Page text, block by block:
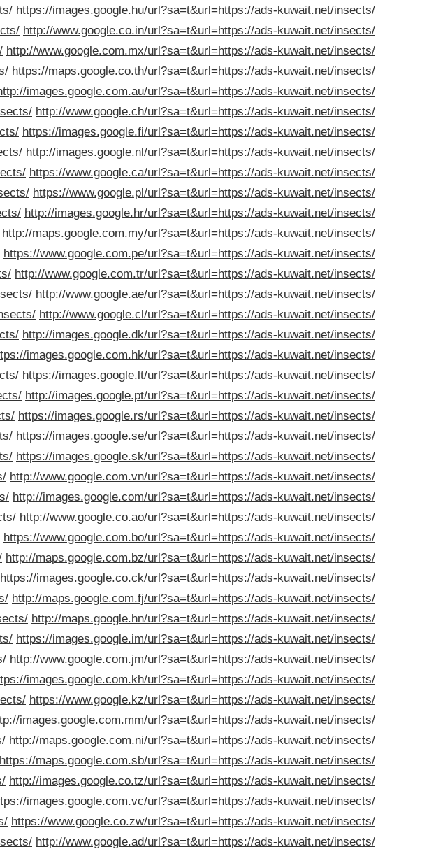
https://images.google.hu/url?sa=t&url=https://ads-kuwait.net/insects/
http://www.google.co.in/url?sa=t&url=https://ads-kuwait.net/insects/
http://www.google.com.mx/url?sa=t&url=https://ads-kuwait.net/insects/
https://maps.google.co.th/url?sa=t&url=https://ads-kuwait.net/insects/
images.google.com.au/url?sa=t&url=https://ads-kuwait.net/insects/
http://www.google.ch/url?sa=t&url=https://ads-kuwait.net/insects/
https://images.google.fi/url?sa=t&url=https://ads-kuwait.net/insects/
http://images.google.nl/url?sa=t&url=https://ads-kuwait.net/insects/
https://www.google.ca/url?sa=t&url=https://ads-kuwait.net/insects/
https://www.google.pl/url?sa=t&url=https://ads-kuwait.net/insects/
http://images.google.hr/url?sa=t&url=https://ads-kuwait.net/insects/
http://maps.google.com.my/url?sa=t&url=https://ads-kuwait.net/insects/
https://www.google.com.pe/url?sa=t&url=https://ads-kuwait.net/insects/
http://www.google.com.tr/url?sa=t&url=https://ads-kuwait.net/insects/
http://www.google.ae/url?sa=t&url=https://ads-kuwait.net/insects/
http://www.google.cl/url?sa=t&url=https://ads-kuwait.net/insects/
http://images.google.dk/url?sa=t&url=https://ads-kuwait.net/insects/
images.google.com.hk/url?sa=t&url=https://ads-kuwait.net/insects/
https://images.google.lt/url?sa=t&url=https://ads-kuwait.net/insects/
http://images.google.pt/url?sa=t&url=https://ads-kuwait.net/insects/
https://images.google.rs/url?sa=t&url=https://ads-kuwait.net/insects/
https://images.google.se/url?sa=t&url=https://ads-kuwait.net/insects/
https://images.google.sk/url?sa=t&url=https://ads-kuwait.net/insects/
http://www.google.com.vn/url?sa=t&url=https://ads-kuwait.net/insects/
http://images.google.com/url?sa=t&url=https://ads-kuwait.net/insects/
http://www.google.co.ao/url?sa=t&url=https://ads-kuwait.net/insects/
https://www.google.com.bo/url?sa=t&url=https://ads-kuwait.net/insects/
http://maps.google.com.bz/url?sa=t&url=https://ads-kuwait.net/insects/
https://images.google.co.ck/url?sa=t&url=https://ads-kuwait.net/insects/
http://maps.google.com.fj/url?sa=t&url=https://ads-kuwait.net/insects/
http://maps.google.hn/url?sa=t&url=https://ads-kuwait.net/insects/
https://images.google.im/url?sa=t&url=https://ads-kuwait.net/insects/
http://www.google.com.jm/url?sa=t&url=https://ads-kuwait.net/insects/
images.google.com.kh/url?sa=t&url=https://ads-kuwait.net/insects/
https://www.google.kz/url?sa=t&url=https://ads-kuwait.net/insects/
images.google.com.mm/url?sa=t&url=https://ads-kuwait.net/insects/
http://maps.google.com.ni/url?sa=t&url=https://ads-kuwait.net/insects/
https://maps.google.com.sb/url?sa=t&url=https://ads-kuwait.net/insects/
http://images.google.co.tz/url?sa=t&url=https://ads-kuwait.net/insects/
images.google.com.vc/url?sa=t&url=https://ads-kuwait.net/insects/
https://www.google.co.zw/url?sa=t&url=https://ads-kuwait.net/insects/
http://www.google.ad/url?sa=t&url=https://ads-kuwait.net/insects/